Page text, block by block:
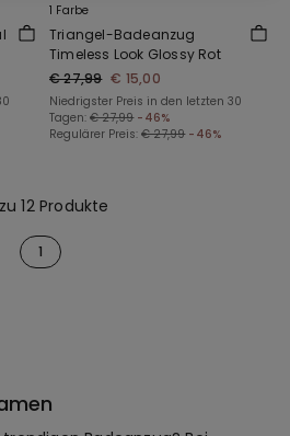
1 Farbe
Triangel-Badeanzug
Timeless Look Glossy Rot
€ 27,99 € 15,00
Niedrigster Preis in den letzten 30
Tagen: € 27,99 -46%
Regulärer Preis: € 27,99 -46%
12 Produkte
1